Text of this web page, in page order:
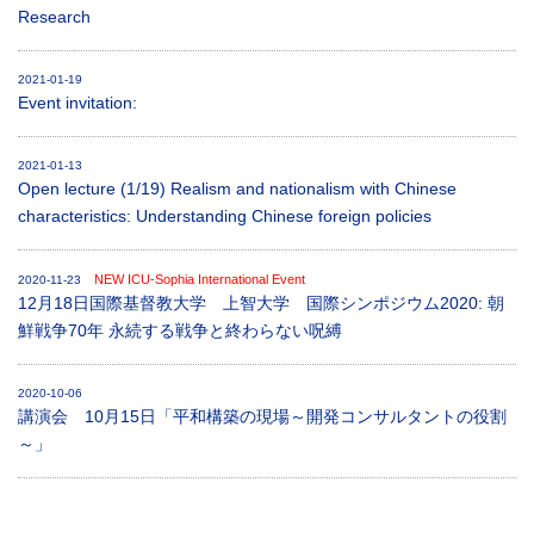
Research
2021-01-19
Event invitation:
2021-01-13
Open lecture (1/19) Realism and nationalism with Chinese
characteristics: Understanding Chinese foreign policies
2020-11-23 NEW ICU-Sophia International Event
12月18日国際基督教大学 上智大学 国際シンポジウム2020: 朝
鮮戦争70年 永続する戦争と終わらない呪縛
2020-10-06
講演会 10月15日「平和構築の現場～開発コンサルタントの役割
～」